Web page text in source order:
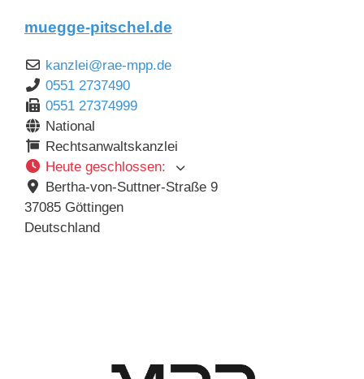
muegge-pitschel.de
kanzlei@rae-mpp.de
0551 2737490
0551 27374999
National
Rechtsanwaltskanzlei
Heute geschlossen:
Bertha-von-Suttner-Straße 9
37085 Göttingen
Deutschland